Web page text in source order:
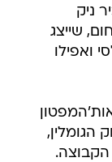
ניק
שייצג
ואפילו
הגומלין,
הקבוצה.